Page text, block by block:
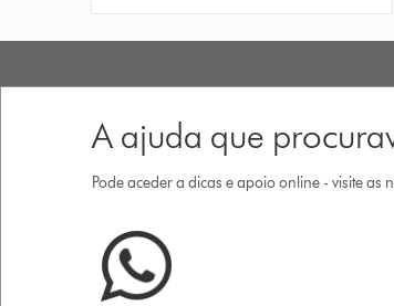
A ajuda que
Pode aceder a dicas e apoio online - visite as